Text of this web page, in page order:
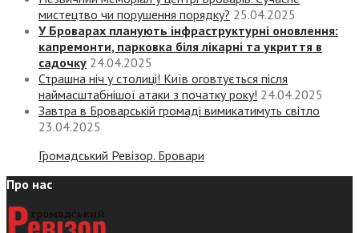
мистецтво чи порушення порядку? 25.04.2025
У Броварах планують інфраструктурні оновлення:
капремонти, парковка біля лікарні та укриття в
садочку 24.04.2025
Страшна ніч у столиці! Київ оговтується після
наймасштабнішої атаки з початку року! 24.04.2025
Завтра в Броварській громаді вимикатимуть світло
23.04.2025
Громадський Ревізор. Бровари
Про нас